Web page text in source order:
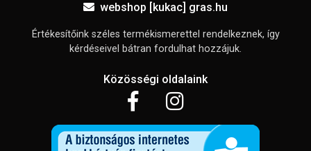
webshop [kukac] gras.hu
Értékesítőink széles termékismerettel rendelkeznek, így
kérdéseivel bátran fordulhat hozzájuk.
Közösségi oldalaink